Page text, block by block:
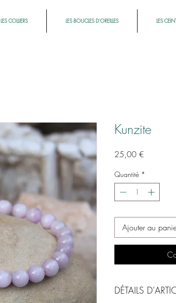
LES COLLIERS LES BOUCLES D'OREILLES LES
Kunzite
25,00 €
Quantité *
Ajouter au
DÉTAILS